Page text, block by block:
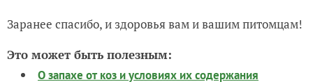
Заранее спасибо, и здоровья вам и вашим питомцам!
Это может быть полезным:
О запахе от коз и условиях их содержания